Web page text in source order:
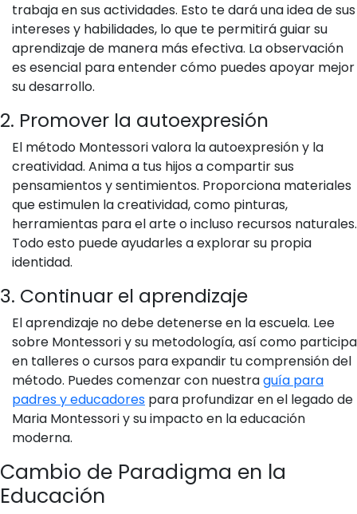
trabaja en sus actividades. Esto te dará una idea de sus
intereses y habilidades, lo que te permitirá guiar su
aprendizaje de manera más efectiva. La observación
es esencial para entender cómo puedes apoyar mejor
su desarrollo.
2. Promover la autoexpresión
El método Montessori valora la autoexpresión y la
creatividad. Anima a tus hijos a compartir sus
pensamientos y sentimientos. Proporciona materiales
que estimulen la creatividad, como pinturas,
herramientas para el arte o incluso recursos naturales.
Todo esto puede ayudarles a explorar su propia
identidad.
3. Continuar el aprendizaje
El aprendizaje no debe detenerse en la escuela. Lee
sobre Montessori y su metodología, así como participa
en talleres o cursos para expandir tu comprensión del
método. Puedes comenzar con nuestraguía para
padres y educadores para profundizar en el legado de
Maria Montessori y su impacto en la educación
moderna.
Cambio de Paradigma en la
Educación